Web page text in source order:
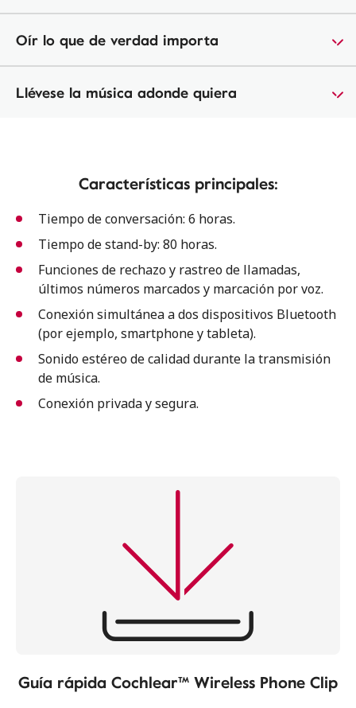
Oír lo que de verdad importa
Llévese la música adonde quiera
Características principales:
Tiempo de conversación: 6 horas.
Tiempo de stand-by: 80 horas.
Funciones de rechazo y rastreo de llamadas,
últimos números marcados y marcación por voz.
Conexión simultánea a dos dispositivos Bluetooth
(por ejemplo, smartphone y tableta).
Sonido estéreo de calidad durante la transmisión
de música.
Conexión privada y segura.
Guía rápida Cochlear™ Wireless Phone Clip